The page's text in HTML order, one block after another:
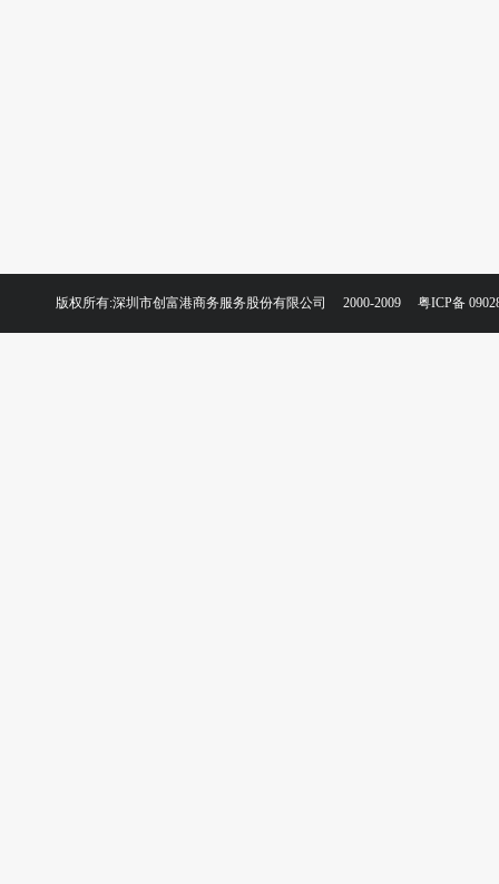
版权所有:深圳市创富港商务服务股份有限公司 2000-2009 粤ICP备